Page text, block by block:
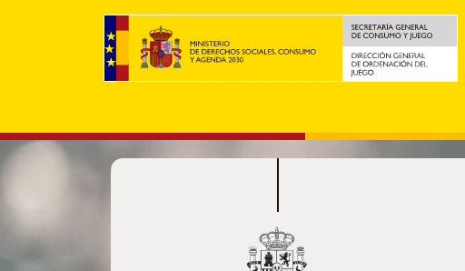
Pasar al contenido principal